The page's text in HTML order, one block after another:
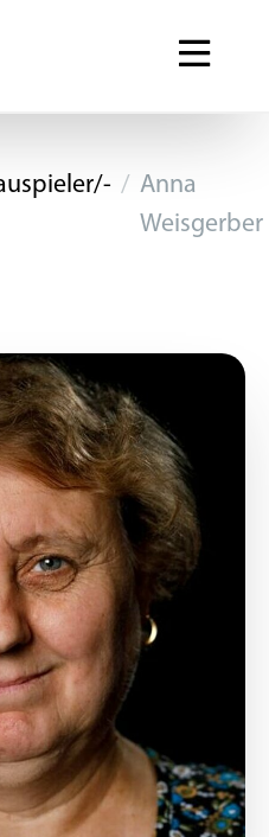
Anna
Weisgerber